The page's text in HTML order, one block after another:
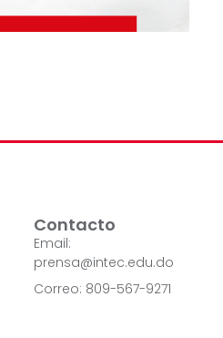
Contacto
Email:
prensa@intec.edu.do
Correo: 809-567-9271